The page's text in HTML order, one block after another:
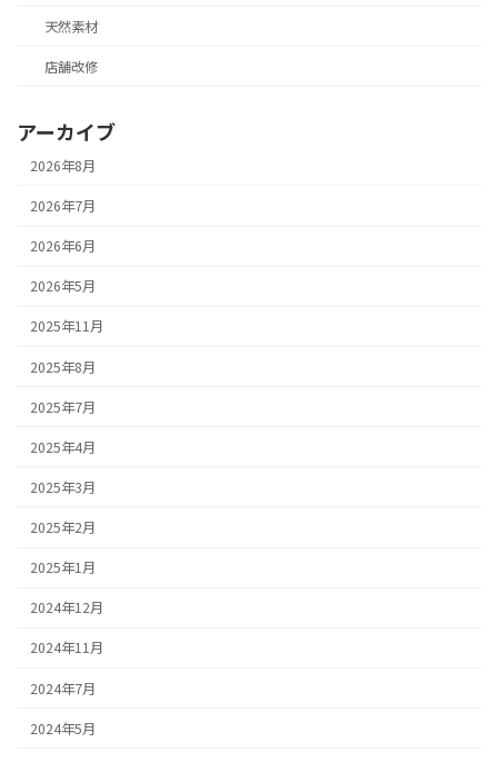
天然素材
店舗改修
アーカイブ
2026年8月
2026年7月
2026年6月
2026年5月
2025年11月
2025年8月
2025年7月
2025年4月
2025年3月
2025年2月
2025年1月
2024年12月
2024年11月
2024年7月
2024年5月